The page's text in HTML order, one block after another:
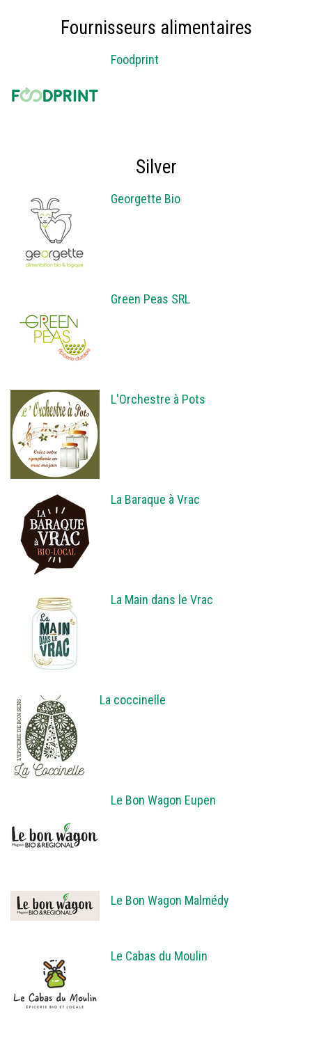
Fournisseurs alimentaires
Foodprint
Silver
Georgette Bio
Green Peas SRL
L'Orchestre à Pots
La Baraque à Vrac
La Main dans le Vrac
La coccinelle
Le Bon Wagon Eupen
Le Bon Wagon Malmédy
Le Cabas du Moulin